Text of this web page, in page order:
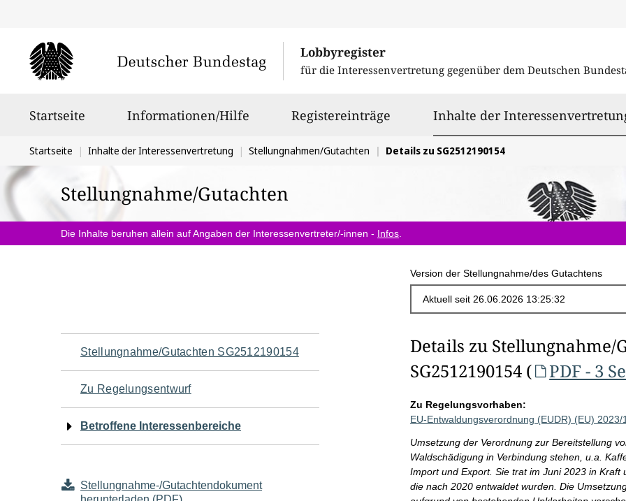
Lobbyregister
für die Interessenvertretung gegenüber dem Deutschen
Startseite Informationen/Hilfe Registereinträge Inhalte der
Sie
befinden
sich
hier:
Startseite Inhalte der Interessenvertretung Stellungnahmen/Gutachten Details zu SG2512190154
Stellungnahme/Gutachten
Die Inhalte beruhen allein auf Angaben der Interessenvertreter/-innen - Infos
Version der Stellungnahme/des Gutachtens
Navigation
für
den
Seiteninhalt
Stellungnahme/Gutachten SG2512190154
Zu Regelungsentwurf
Betroffene Interessenbereiche
Stellungnahme-/Gutachtendokument
Details zu Stellungnahme/
SG2512190154 (
PDF - 3
Zu Regelungsvorhaben:
EU-Entwaldungsverordnung (EUDR) (EU)
Umsetzung der Verordnung zur Bereitstellung
Waldschädigung in Verbindung stehen, u.a.
Import und Export. Sie trat im Juni 2023 in
die nach 2020 entwaldet wurden. Die